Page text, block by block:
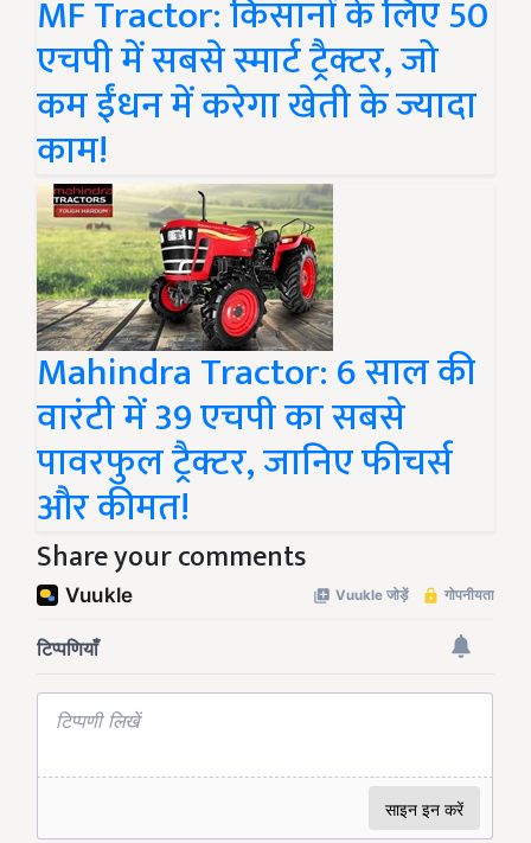
MF Tractor: किसानों के लिए 50
एचपी में सबसे स्मार्ट ट्रैक्टर, जो
कम ईंधन में करेगा खेती के ज्यादा
काम!
Mahindra Tractor: 6 साल की
वारंटी में 39 एचपी का सबसे
पावरफुल ट्रैक्टर, जानिए फीचर्स
और कीमत!
Share your comments